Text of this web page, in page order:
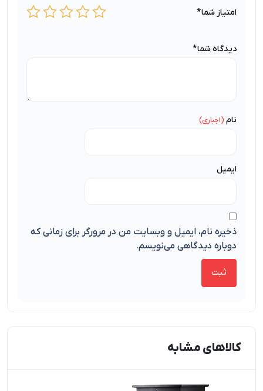
امتیاز شما*
دیدگاه شما*
نام
ایمیل
ذخیره نام، ایمیل و وبسایت من در مرورگر برای زمانی که
دوباره دیدگاهی می‌نویسم.
کالاهای مشابه